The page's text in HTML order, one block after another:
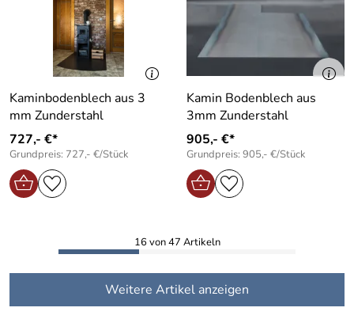
Kaminbodenblech aus 3
mm Zunderstahl
727,- €*
Grundpreis: 727,- €/Stück
Kamin Bodenblech aus
3mm Zunderstahl
905,- €*
Grundpreis: 905,- €/Stück
16 von 47 Artikeln
Weitere Artikel anzeigen